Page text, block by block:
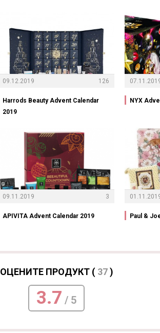
09.12.2019 126
Harrods Beauty Advent Calendar
2019
09.11.2019 3
APIVITA Advent Calendar 2019
NYX
Paul &
ОЦЕНИТЕ ПРОДУКТ ( 37)
3.7 / 5